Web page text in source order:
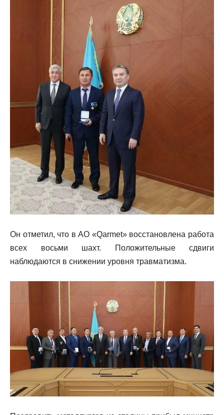
Он отметил, что в АО «Qarmet» восстановлена работа
всех восьми шахт. Положительные сдвиги
наблюдаются в снижении уровня травматизма.